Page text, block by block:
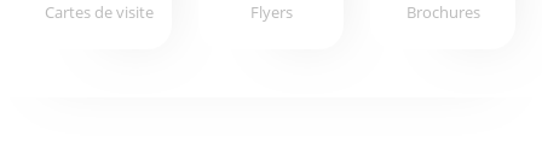
Cartes de visite Flyers Brochures